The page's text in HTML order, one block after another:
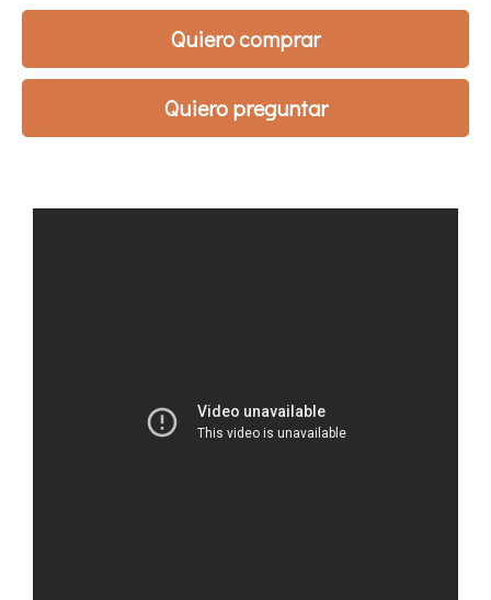
Quiero comprar
Quiero preguntar